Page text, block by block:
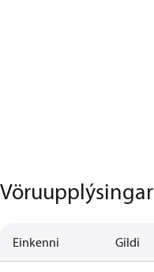
Vöruupplýsingar
Einkenni Gildi